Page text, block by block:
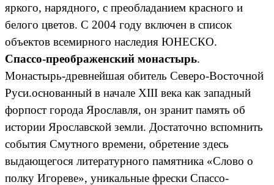
яркого, нарядного, с преобладанием красного и
белого цветов. С 2004 году включен в список
объектов всемирного наследия ЮНЕСКО.
Спассо-преображенский монастырь.
Монастырь-древнейшая обитель Северо-Восточной
Руси.основанный в начале XIII века как западный
форпост города Ярославля, он зранит память об
истории Ярославской земли. Достаточно вспомнить
события Смутного времени, обретение здесь
выдающегося литературного памятника «Слово о
полку Игореве», уникальные фрески Спассо-